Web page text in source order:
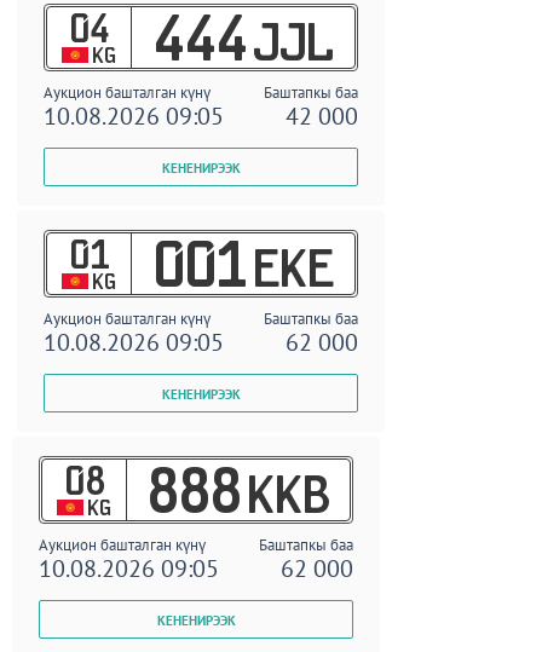
04
KG 444 JJL
Аукцион башталган күнү Баштапкы баа
10.08.2026 09:05 42 000
01
KG 001 EKE
Аукцион башталган күнү Баштапкы баа
10.08.2026 09:05 62 000
08
KG 888 KKB
Аукцион башталган күнү Баштапкы баа
10.08.2026 09:05 62 000